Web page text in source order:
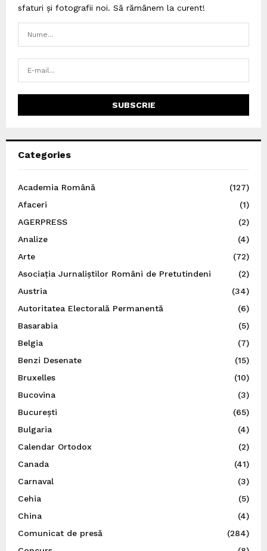
sfaturi și fotografii noi. Să rămânem la curent!
Categories
Academia Română
(127)
Afaceri
(1)
AGERPRESS
(2)
Analize
(4)
Arte
(72)
Asociația Jurnaliștilor Români de Pretutindeni
(2)
Austria
(34)
Autoritatea Electorală Permanentă
(6)
Basarabia
(5)
Belgia
(7)
Benzi Desenate
(15)
Bruxelles
(10)
Bucovina
(3)
București
(65)
Bulgaria
(4)
Calendar Ortodox
(2)
Canada
(41)
Carnaval
(3)
Cehia
(5)
China
(4)
Comunicat de presă
(284)